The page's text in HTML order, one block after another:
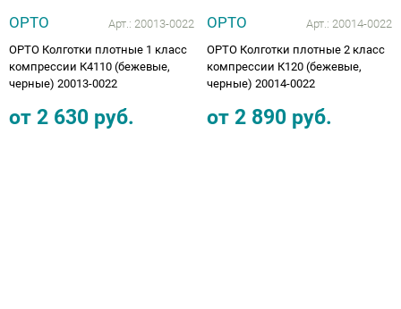
ОРТО Арт.: 20013-0022
ОРТО Колготки плотные 1 класс
компрессии К4110 (бежевые,
черные) 20013-0022
от 2 630 руб.
ОРТО Арт.: 20014-0022
ОРТО Колготки плотные 2 класс
компрессии К120 (бежевые,
черные) 20014-0022
от 2 890 руб.